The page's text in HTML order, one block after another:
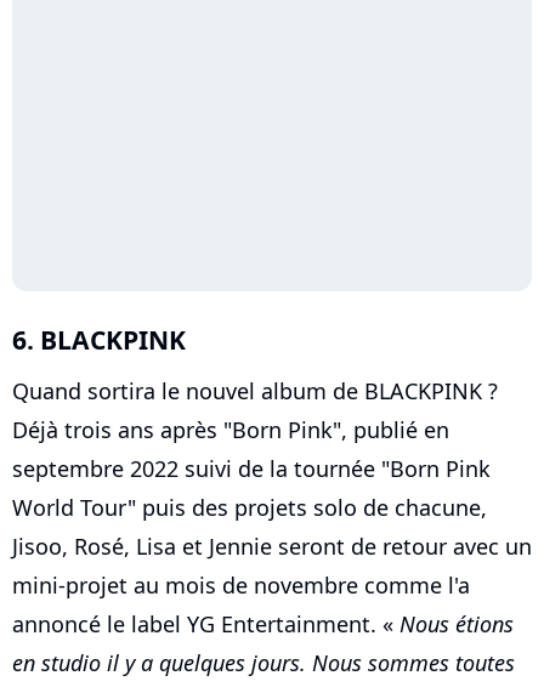
6. BLACKPINK
Quand sortira le nouvel album de BLACKPINK ?
Déjà trois ans après "Born Pink", publié en
septembre 2022 suivi de la tournée "Born Pink
World Tour" puis des projets solo de chacune,
Jisoo, Rosé, Lisa et Jennie seront de retour avec un
mini-projet au mois de novembre comme l'a
annoncé le label YG Entertainment. « Nous étions
en studio il y a quelques jours. Nous sommes toutes